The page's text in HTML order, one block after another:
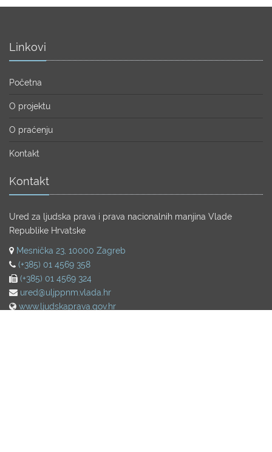
Linkovi
Početna
O projektu
O praćenju
Kontakt
Kontakt
Ured za ljudska prava i prava nacionalnih manjina Vlade
Republike Hrvatske
Mesnička 23, 10000 Zagreb
(+385) 01 4569 358
(+385) 01 4569 324
ured@uljppnm.vlada.hr
www.ljudskaprava.gov.hr